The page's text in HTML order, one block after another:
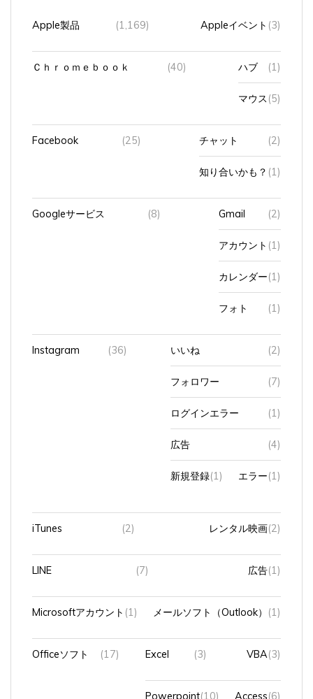
Apple製品 (1,169) Appleイベント (3)
Ｃｈｒｏｍｅｂｏｏｋ (40) ハブ (1)
マウス (5)
Facebook (25) チャット (2)
知り合いかも？ (1)
Googleサービス (8) Gmail (2)
アカウント (1)
カレンダー (1)
フォト (1)
Instagram (36) いいね (2)
フォロワー (7)
ログインエラー (1)
広告 (4)
新規登録 (1) エラー (1)
iTunes (2) レンタル映画(2)
LINE (7) 広告 (1)
Microsoftアカウント (1) メールソフト（Outlook） (1)
Officeソフト (17) Excel (3) VBA (3)
Powerpoint (10) Access (6)